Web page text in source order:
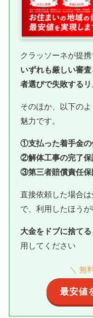
クラッソーネが提
いずれも厳しい審
者選びで失敗するリ
そのほか、以下の
魅力です。
①支払った着手金の
②解体工事の完了保
③第三者賠償責任保
直接依頼した場合
で、利用したほうが
大金をドブに捨て
用してください
＼ 無
最安値